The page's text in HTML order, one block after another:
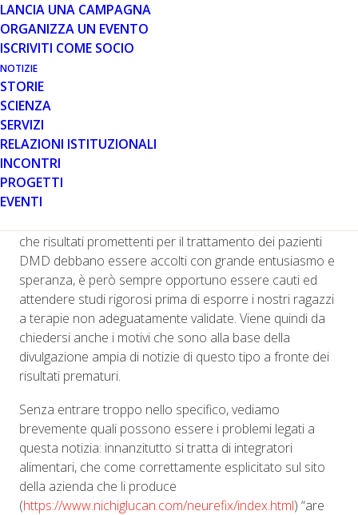
LANCIA UNA CAMPAGNA
ORGANIZZA UN EVENTO
ISCRIVITI COME SOCIO
NOTIZIE
STORIE
SCIENZA
SERVIZI
RELAZIONI ISTITUZIONALI
INCONTRI
PROGETTI
EVENTI
E’ di questi giorni la notizia dilagante dei potenziali effetti
benefici di beta-glucani prodotti dal ceppo N-163 di
Aureobasidium pullulans in pazienti con Distrofia
muscolare di Duchenne, alla luce di uno studio pilota
pubblicato sulla rivista IBRO Neuroscience Reports e di
una serie di studi pre-clinici e clinici “pre-print” su bioRxiv
(quindi ancora non sottoposti al processo di revisione
necessaria per la pubblicazione) da parte di gruppi di
ricercatori indiani e giapponesi. Gli effetti benefici sono
attribuiti ad azioni di modulazione dei processi
infiammatori, come peraltro atteso da prodotti del
che risultati promettenti per il trattamento dei pazienti
DMD debbano essere accolti con grande entusiasmo e
speranza, è però sempre opportuno essere cauti ed
attendere studi rigorosi prima di esporre i nostri ragazzi
a terapie non adeguatamente validate. Viene quindi da
chiedersi anche i motivi che sono alla base della
divulgazione ampia di notizie di questo tipo a fronte dei
risultati prematuri.
Senza entrare troppo nello specifico, vediamo
brevemente quali possono essere i problemi legati a
questa notizia: innanzitutto si tratta di integratori
alimentari, che come correttamente esplicitato sul sito
della azienda che li produce
(https://www.nichiglucan.com/neurefix/index.html) “are